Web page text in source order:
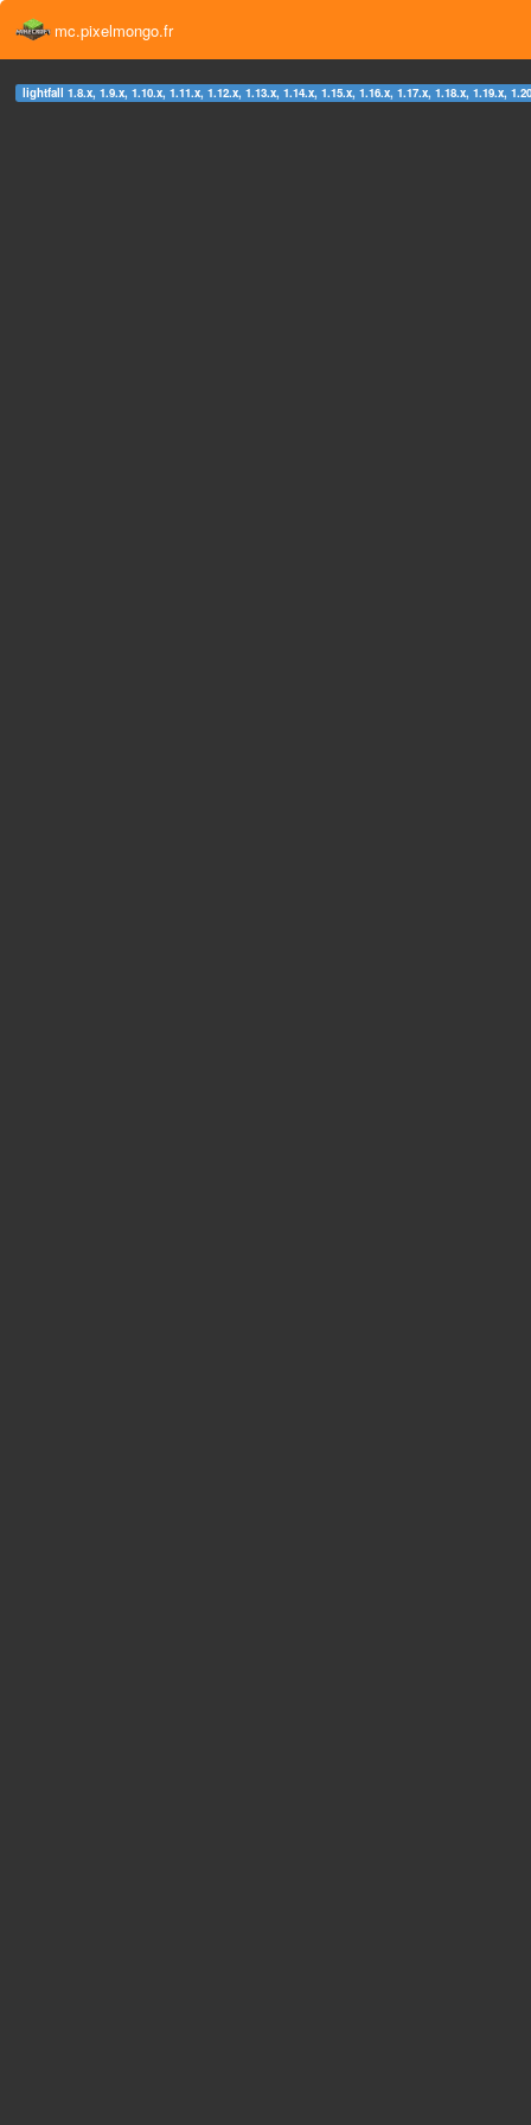
mc.pixelmongo.fr
lightfall 1.8.x, 1.9.x, 1.10.x, 1.11.x, 1.12.x, 1.13.x, 1.14.x, 1.15.x, 1.16.x, 1.17.x, 1.18.x, 1.19.x,